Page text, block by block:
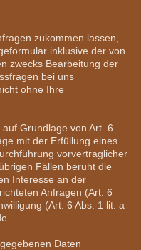
zukommen lassen,
inklusive der von
zwecks Bearbeitung der
bei uns
ohne Ihre
Grundlage von Art. 6
mit der Erfüllung eines
vorvertraglicher
Fällen beruht die
Interesse an der
Anfragen (Art. 6
(Art. 6 Abs. 1 lit. a
Daten